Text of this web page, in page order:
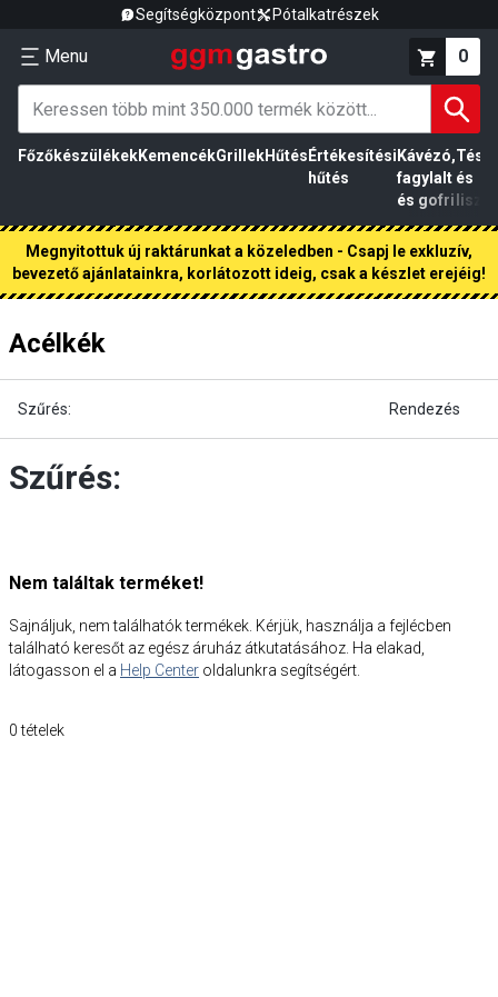
Segítségközpont Pótalkatrészek
Menu 0
FőzőkészülékekKemencékGrillekHűtés Értékesítési
hűtés
Kávézó,
fagylalt
és gofri
és
liszt
Megnyitottuk új raktárunkat a közeledben - Csapj le exkluzív,
bevezető ajánlatainkra, korlátozott ideig, csak a készlet erejéig!
Acélkék
Szűrés: Rendezés
Szűrés:
Nem találtak terméket!
Sajnáljuk, nem találhatók termékek. Kérjük, használja a fejlécben
található keresőt az egész áruház átkutatásához. Ha elakad,
látogasson el a Help Center oldalunkra segítségért.
0 tételek